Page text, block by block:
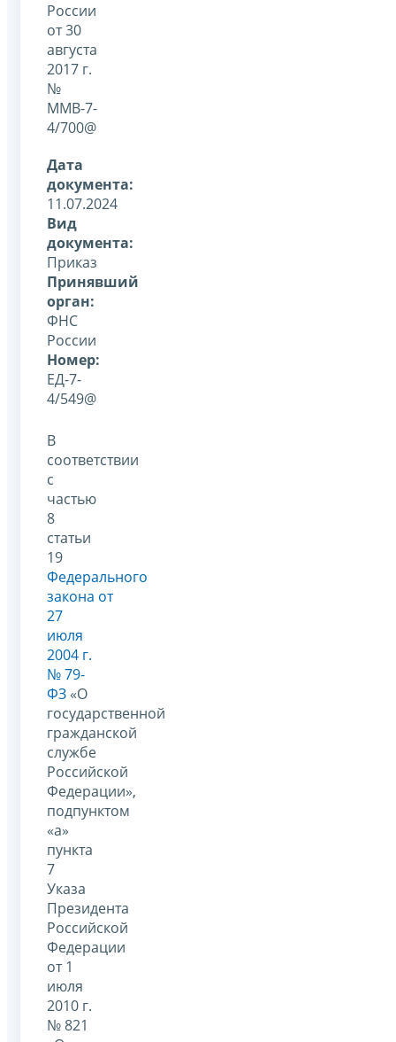
России
от 30
августа
2017 г.
№
ММВ-7-
4/700@
Дата
документа:
11.07.2024
Вид
документа:
Приказ
Принявший
орган:
ФНС
России
Номер:
ЕД-7-
4/549@
В
соответствии
с
частью
8
статьи
19
Федерального
закона от
27
июля
2004 г.
№ 79-
ФЗ «О
государственной
гражданской
службе
Российской
Федерации»,
подпунктом
«а»
пункта
7
Указа
Президента
Российской
Федерации
от 1
июля
2010 г.
№ 821